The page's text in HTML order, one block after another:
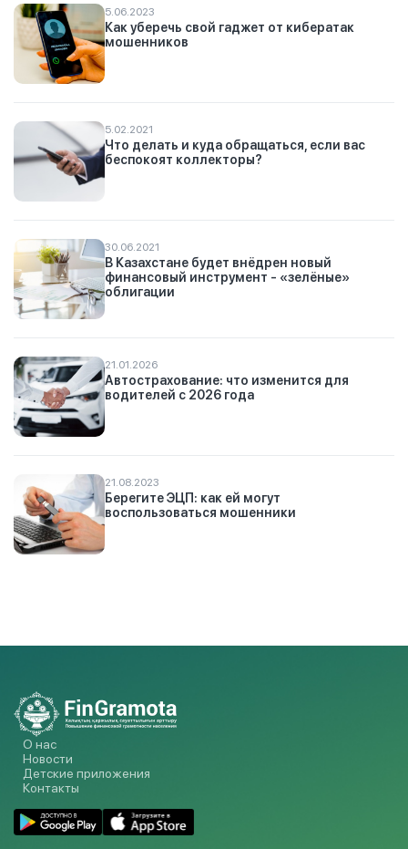
5.06.2023
Как уберечь свой гаджет от кибератак
мошенников
5.02.2021
Что делать и куда обращаться, если вас
беспокоят коллекторы?
30.06.2021
В Казахстане будет внёдрен новый
финансовый инструмент - «зелёные»
облигации
21.01.2026
Автострахование: что изменится для
водителей с 2026 года
21.08.2023
Берегите ЭЦП: как ей могут
воспользоваться мошенники
О нас
Новости
Детские приложения
Контакты